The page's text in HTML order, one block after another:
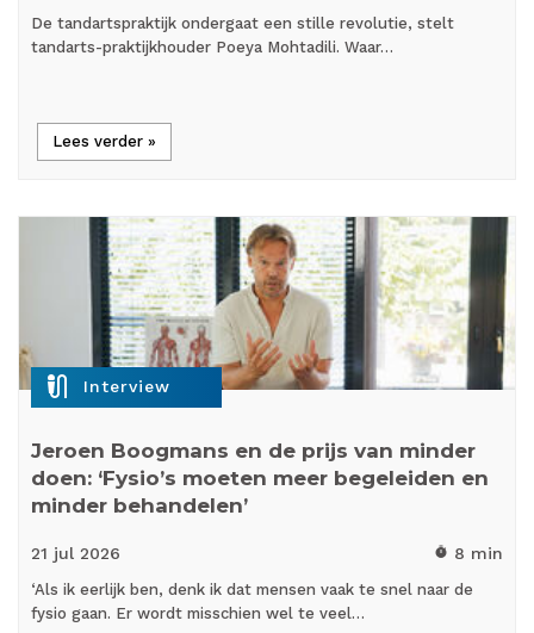
De tandartspraktijk ondergaat een stille revolutie, stelt
tandarts-praktijkhouder Poeya Mohtadili. Waar…
Lees verder »
mic_external_on Interview
Jeroen Boogmans en de prijs van minder
doen: ‘Fysio’s moeten meer begeleiden en
minder behandelen’
21 jul 2026 timer 8 min
‘Als ik eerlijk ben, denk ik dat mensen vaak te snel naar de
fysio gaan. Er wordt misschien wel te veel…